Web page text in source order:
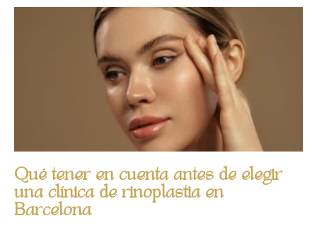
Qué tener en cuenta antes de elegir
una clínica de rinoplastia en
Barcelona